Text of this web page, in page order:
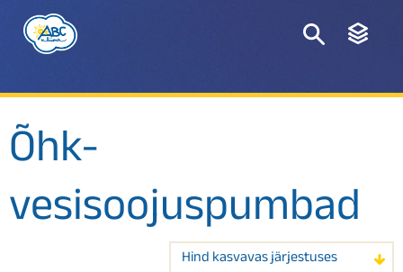
Õhk-
vesisoojuspumbad
Hind kasvavas järjestuses